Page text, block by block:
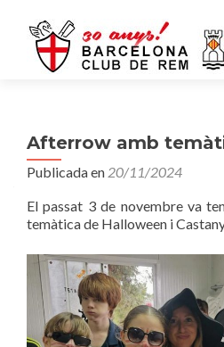
Afterrow amb
Publicada en 20/11/2024
El passat 3 de novembre va
temàtica de Halloween i